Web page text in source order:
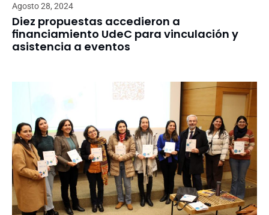
Agosto 28, 2024
Diez propuestas accedieron a
financiamiento UdeC para vinculación y
asistencia a eventos